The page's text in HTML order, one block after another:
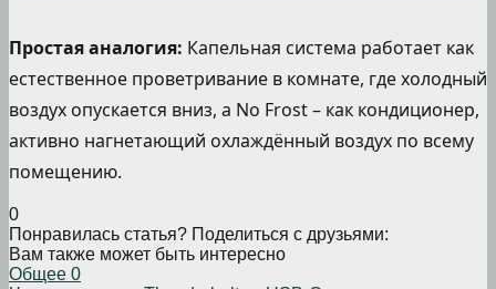
Простая аналогия: Капельная система работает как
естественное проветривание в комнате, где холодный
воздух опускается вниз, а No Frost – как кондиционер,
активно нагнетающий охлаждённый воздух по всему
помещению.
0
Понравилась статья? Поделиться с друзьями:
Вам также может быть интересно
Общее 0